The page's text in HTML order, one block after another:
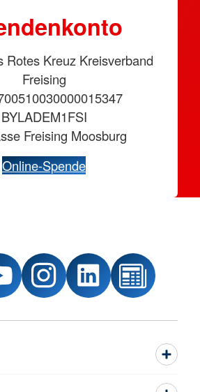
Rotes Kreuz Kreisverband
Freising
BYLADEM1FSI
Freising Moosburg
Online-Spende